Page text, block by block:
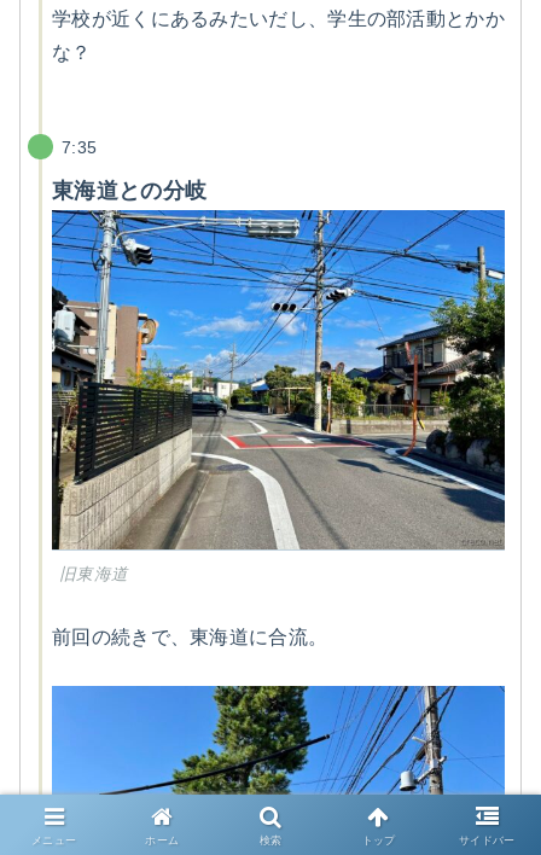
学校が近くにあるみたいだし、学生の部活動とかか
な？
7:35
東海道との分岐
旧東海道
前回の続きで、東海道に合流。
メニュー ホーム 検索 トップ サイドバー